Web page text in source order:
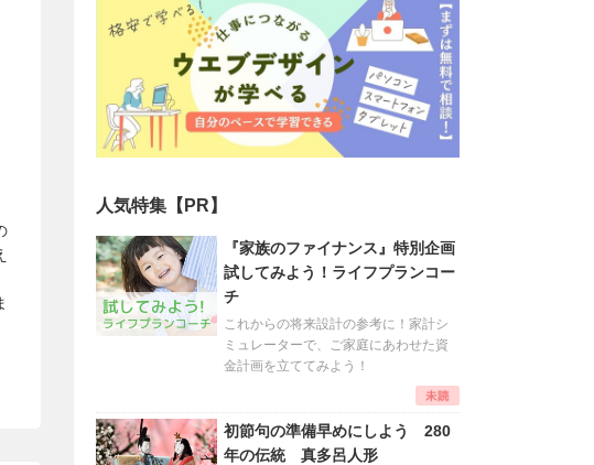
人気特集【PR】
『家族のファイナンス』特別企画
試してみよう！ライフプランコー
チ
これからの将来設計の参考に！家計シ
ミュレーターで、ご家庭にあわせた資
金計画を立ててみよう！
初節句の準備早めにしよう 280
年の伝統 真多呂人形